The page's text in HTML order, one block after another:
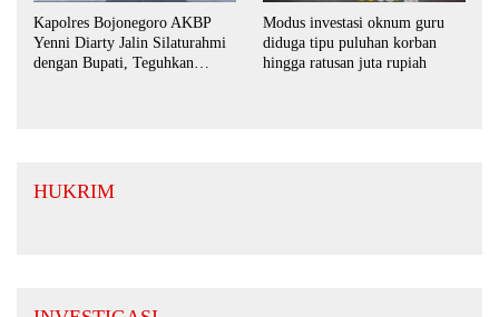
Kapolres Bojonegoro AKBP
Yenni Diarty Jalin Silaturahmi
dengan Bupati, Teguhkan
Modus investasi oknum guru
diduga tipu puluhan korban
hingga ratusan juta rupiah
HUKRIM